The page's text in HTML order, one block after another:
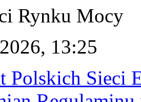
Rynku Mocy
13:25
Polskich Sieci